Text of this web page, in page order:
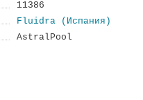
11386
Fluidra (Испания)
AstralPool